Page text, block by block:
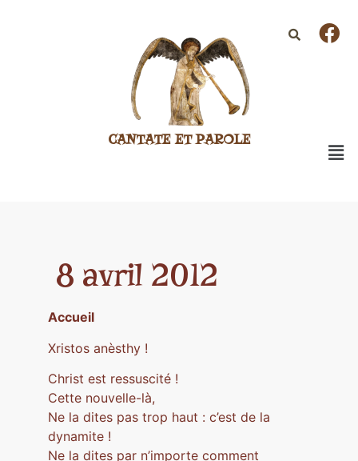
CANTATE ET PAROLE
8 avril 2012
Accueil
Xristos anèsthy !
Christ est ressuscité !
Cette nouvelle-là,
Ne la dites pas trop haut : c’est de la
dynamite !
Ne la dites par n’importe comment